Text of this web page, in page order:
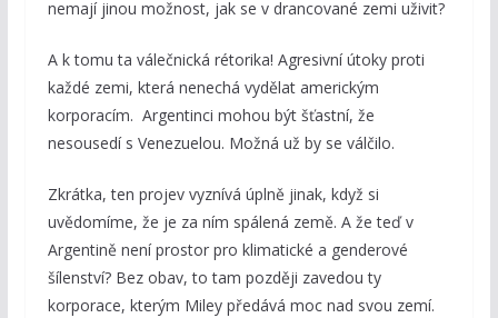
nemají jinou možnost, jak se v drancované zemi uživit?
A k tomu ta válečnická rétorika! Agresivní útoky proti
každé zemi, která nenechá vydělat americkým
korporacím. Argentinci mohou být šťastní, že
nesousedí s Venezuelou. Možná už by se válčilo.
Zkrátka, ten projev vyznívá úplně jinak, když si
uvědomíme, že je za ním spálená země. A že teď v
Argentině není prostor pro klimatické a genderové
šílenství? Bez obav, to tam později zavedou ty
korporace, kterým Miley předává moc nad svou zemí.